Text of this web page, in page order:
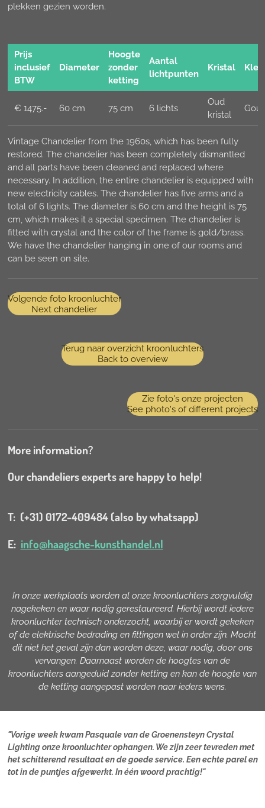
plekken gezien worden.
Prijs
inclusief
BTW
Diameter
Hoogte
zonder
ketting
Aantal
lichtpunten
Kristal
€ 1475.- 60 cm 75 cm 6 lichts
Oud
kristal
Vintage Chandelier from the 1960s, which has been fully
restored. The chandelier has been completely dismantled
and all parts have been cleaned and replaced where
necessary. In addition, the entire chandelier is equipped with
new electricity cables. The chandelier has five arms and a
total of 6 lights. The diameter is 60 cm and the height is 75
cm, which makes it a special specimen. The chandelier is
fitted with crystal and the color of the frame is gold/brass.
We have the chandelier hanging in one of our rooms and
can be seen on site.
Volgende foto kroonluchter
Next chandelier
Terug naar overzicht kroonluchters
Back to overview
Zie foto's onze projecten
See photo's of different projects
More information?
Our chandeliers experts are happy to help!
T: (+31) 0172-409484 (also by whatsapp)
E: info@haagsche-kunsthandel.nl
In onze werkplaats worden al onze kroonluchters zorgvuldig
nagekeken en waar nodig gerestaureerd. Hierbij wordt iedere
kroonluchter technisch onderzocht, waarbij er wordt gekeken
of de elektrische bedrading en fittingen wel in order zijn. Mocht
dit niet het geval zijn dan worden deze, waar nodig, door ons
vervangen. Daarnaast worden de hoogtes van de
kroonluchters aangeduid zonder ketting en kan de hoogte van
de ketting aangepast worden naar ieders wens.
"Vorige week kwam Pasquale van de Groenensteyn Crystal
Lighting onze kroonluchter ophangen. We zijn zeer tevreden met
het schitterend resultaat en de goede service. Een echte parel en
tot in de puntjes afgewerkt. In één woord prachtig!"